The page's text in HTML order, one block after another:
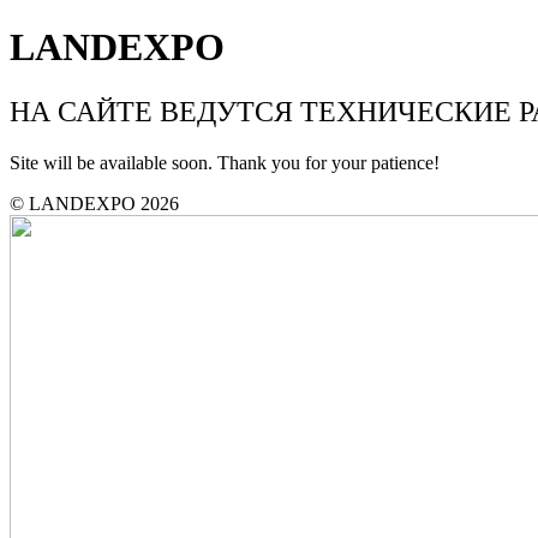
LANDEXPO
НА САЙТЕ ВЕДУТСЯ ТЕХНИЧЕСКИЕ
Site will be available soon. Thank you for your patience!
© LANDEXPO 2026